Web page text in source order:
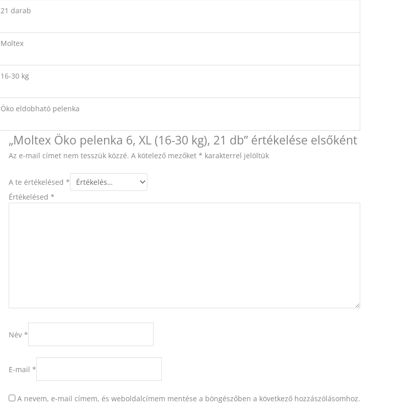
21 darab
Moltex
16-30 kg
Öko eldobható pelenka
„Moltex Öko pelenka 6, XL (16-30 kg), 21 db” értékelése elsőként
Az e-mail címet nem tesszük közzé. A kötelező mezőket * karakterrel jelöltük
A te értékelésed *
Értékelésed *
Név *
E-mail *
A nevem, e-mail címem, és weboldalcímem mentése a böngészőben a következő hozzászólásomhoz.